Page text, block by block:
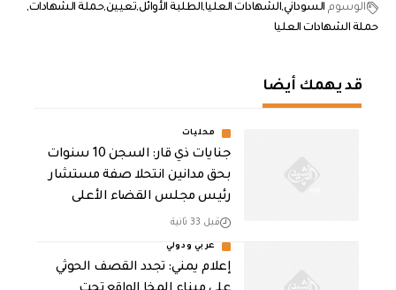
الوسوم السودانيالشهادات العلياالطلبة الأوائلتعيينحملة الشهادات
حملة الشهادات العليا
قد يهمك أيضا
محليات
جنايات ذي قار: السجن 10 سنوات
بحق مدانين انتحلا صفة مستشار
رئيس مجلس القضاء الأعلى
قبل 33 ثانية
عربي ودولي
إعلام يمني: تجدد القصف الحوثي